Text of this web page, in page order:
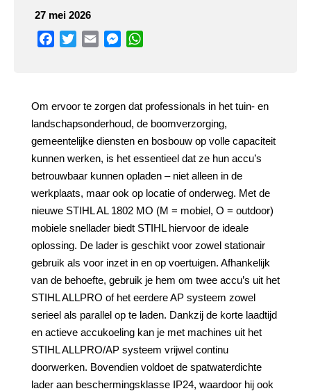
27 mei 2026
Facebook
TwitterEmail Messenger
Om ervoor te zorgen dat professionals in het tuin- en
landschapsonderhoud, de boomverzorging,
gemeentelijke diensten en bosbouw op volle capaciteit
kunnen werken, is het essentieel dat ze hun accu’s
betrouwbaar kunnen opladen – niet alleen in de
werkplaats, maar ook op locatie of onderweg. Met de
nieuwe STIHL AL 1802 MO (M = mobiel, O = outdoor)
mobiele snellader biedt STIHL hiervoor de ideale
oplossing. De lader is geschikt voor zowel stationair
gebruik als voor inzet in en op voertuigen. Afhankelijk
van de behoefte, gebruik je hem om twee accu’s uit het
STIHL ALLPRO of het eerdere AP systeem zowel
serieel als parallel op te laden. Dankzij de korte laadtijd
en actieve accukoeling kan je met machines uit het
STIHL ALLPRO/AP systeem vrijwel continu
doorwerken. Bovendien voldoet de spatwaterdichte
lader aan beschermingsklasse IP24, waardoor hij ook